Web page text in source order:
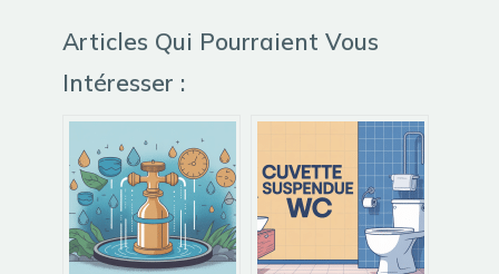
Articles Qui Pourraient Vous
Intéresser :